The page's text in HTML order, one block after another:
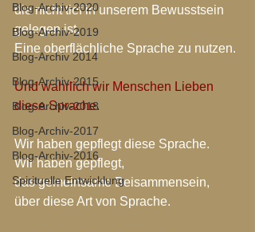
Blog-Archiv-2020
Blog-Archiv-2019
Blog-Archiv 2014
Blog-Archiv-2015
Blog-Archiv-2018
Blog-Archiv-2017
Blog-Archiv-2016
Spirituelle Entwicklung
die nicht tief in unserem Bewusstsein
gelegen ist.
Eine oberflächliche Sprache zu nutzen.
Und wahrlich wir Menschen Lieben
diese Sprache.
Wir haben gepflegt diese Sprache.
Wir haben gepflegt,
das gemeinsame Beisammensein,
über diese Art von Sprache.